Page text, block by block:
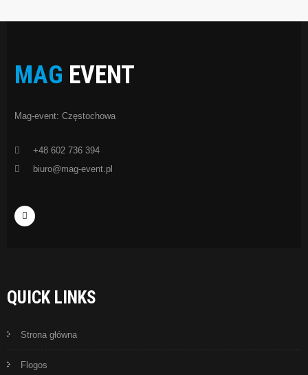
MAG EVENT
Mag-event: Częstochowa
+48 602 736 394
biuro@mag-event.pl
QUICK LINKS
Strona główna
Flogos